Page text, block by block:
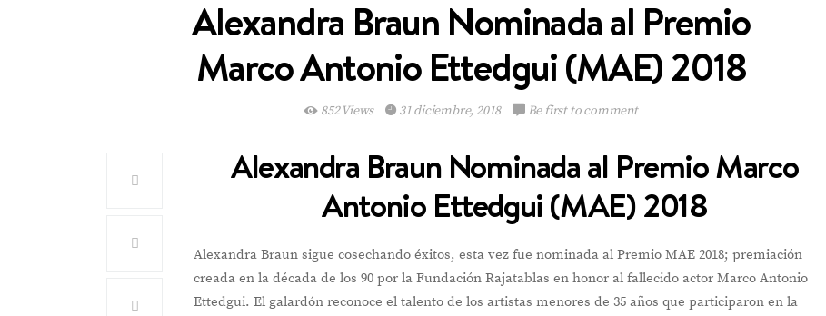
Alexandra Braun Nominada al Premio
Marco Antonio Ettedgui (MAE) 2018
852 Views 31 diciembre, 2018 Be first to comment
Alexandra Braun Nominada al Premio Marco
Antonio Ettedgui (MAE) 2018
Alexandra Braun sigue cosechando éxitos, esta vez fue nominada al Premio MAE 2018; premiación
creada en la década de los 90 por la Fundación Rajatablas en honor al fallecido actor Marco Antonio
Ettedgui. El galardón reconoce el talento de los artistas menores de 35 años que participaron en la
CORPORATIVOS
Sabores expande su
Portafolio de bebidas
VIEW POST